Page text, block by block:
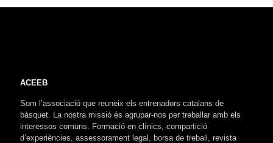
ACEEB
Som l’associació que reuneix els entrenadors catalans de
bàsquet. La nostra missió és agrupar-nos per treballar amb els
interessos comuns. Formació en clínics, compartició
d’experiències, assessorament legal, borsa de treball, revista